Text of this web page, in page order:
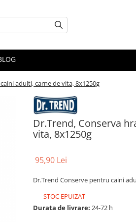
adulti, carne de vita, 8x1250g
Dr.Trend, Conserva
vita, 8x1250g
95,90 Lei
Dr.Trend Conserve pentru caini
STOC EPUIZAT
Durata de livrare: 24-72 h